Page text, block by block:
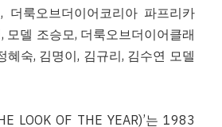
더룩오브더이어코리아 파프리카
모델 조승모, 더룩오브더이어클래
혜숙, 김명이, 김규리, 김수연 모델
LOOK OF THE YEAR)’는 1983